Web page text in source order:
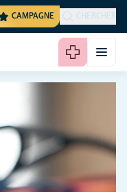
CAMPAGNE CHERCHER